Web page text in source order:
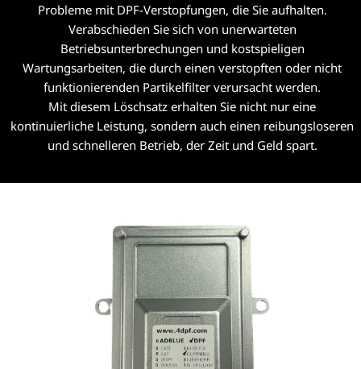
Probleme mit DPF-Verstopfungen, die Sie aufhalten.
Verabschieden Sie sich von unerwarteten
Betriebsunterbrechungen und kostspieligen
Wartungsarbeiten, die durch einen verstopften oder nicht
funktionierenden Partikelfilter verursacht werden.
Mit diesem Löschsatz erhalten Sie nicht nur eine
kontinuierliche Leistung, sondern auch einen reibungsloseren
und schnelleren Betrieb, der Zeit und Geld spart.